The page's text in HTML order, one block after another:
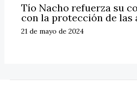
Tío Nacho refuerza su
con la protección de las
21 de mayo de 2024